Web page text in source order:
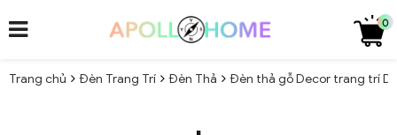
0
Trang chủ Đèn Trang Trí Đèn Thả Đèn thả gỗ Decor trang trí